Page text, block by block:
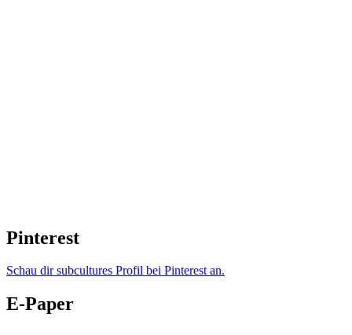
Pinterest
Schau dir subcultures Profil bei Pinterest an.
E-Paper